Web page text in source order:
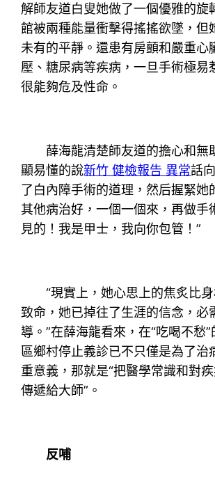
解師友道白叟她做了一個優雅的旋
館被兩種能量衝擊得搖搖欲墜，但
未有的平靜。還患有房顫和嚴重心
壓、糖尿病等疾病，一旦手術極易
很能夠危及性命。
薛海龍清楚師友道的擔心和無
顯易懂的說新竹 健檢報告 異常話
了白內障手術的道理，然后握緊她
其他病治好，一個一個來，再做手
見的！我是甲士，我向你包管！”
“現實上，她心思上的焦炙比身
致命，她已掉往了生涯的信念，必
導。”在薛海龍看來，在“吃喝不愁
區鄉村停止義診已不只僅是為了治
重意義，那就是“把醫學常識和對
傳遞給大師”。
反哺